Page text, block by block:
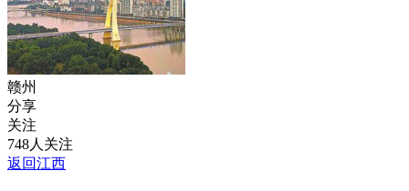
赣州
分享
关注
748人关注
返回江西